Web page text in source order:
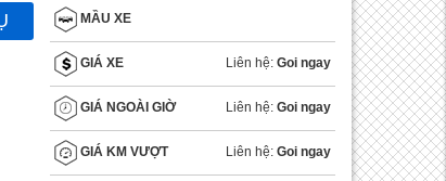
MẦU XE
GIÁ XE Liên hệ: Goi ngay
GIÁ NGOÀI GIỜ Liên hệ: Goi ngay
GIÁ KM VƯỢT Liên hệ: Goi ngay